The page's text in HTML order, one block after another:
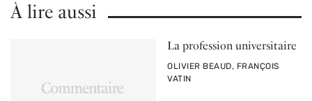
À lire aussi
La profession universitaire
PAR
OLIVIER BEAUD, FRANÇOIS
VATIN